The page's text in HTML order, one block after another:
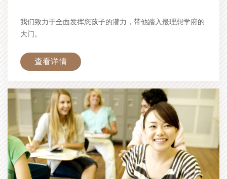
我们致力于全面发挥您孩子的潜力，带他踏入最理想学府的
大门。
查看详情